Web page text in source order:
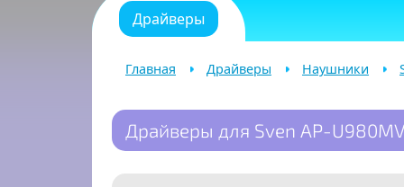
Драйверы
Главная Драйверы Наушники
Драйверы для Sven AP-